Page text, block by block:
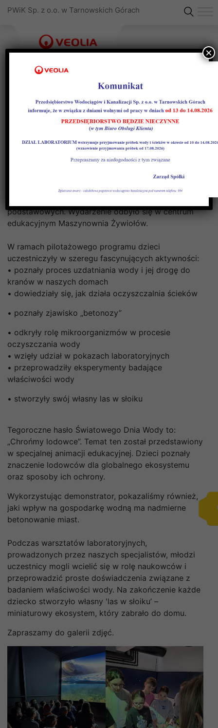
PWiK Sp. z o.o. w Tarnowskich Górach
Światowy Dzień Wody w
Maszynowni Żywiołów
Z okazji Światowego Dnia Wody, PWiK w
Tarnowskich Górach wspólnie ze Stowarzyszeniem
Miłośników Ziemi Tarnogórskiej zorganizowało
podstawowych. Wydarzenie odbyło się w centrum
edukacyjnym Maszynownia Żywiołów.
W ramach pilotażowego programu dzieci
uczestniczyły w szeregu fascynujących aktywności:
• poznały proces uzdatniania wody i jej drogę do
kranów w naszych domach
• dowiedziały się, jak działa oczyszczalnia ścieków
• poznały zjawisko „betonozy”
• odkryły rolę mikroorganizmów w procesie
oczyszczania wody
• wzięły udział w pokazach laboratoryjnych
• przeprowadziły eksperymenty badające
właściwości wody
• stworzyły swój własny las w słoiku
Tegoroczne hasło Światowego Dnia Wody to:
„Chrońmy lodowce”. Temat ten został przedstawiony
w specjalnej animacji edukacyjnej. Dzieci poznały
znaczenie lodowców dla globalnego ekosystemu
oraz sposoby ich ochrony.
Wykorzystując demonstrator, pokazaliśmy również,
jaki wpływ na gospodarkę wodną ma nadmierne
betonowanie miast.
Podczas warsztatów laboratoryjnych,
prowadzonych przez naszych specjalistów, młodzi
uczestnicy mogli wcielić się w rolę naukowców i
przeprowadzić proste doświadczenia związane z
badaniem właściwości wody. Na zakończenie każde
dziecko stworzyło własny 'las w słoiku’ –
miniaturowy ekosystem, który zabrało do domu.
Zapraszamy do galerii zdjęć.
×